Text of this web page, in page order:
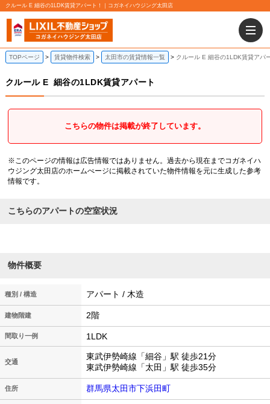
クルール E 細谷の1LDK賃貸アパート！｜コガネイハウジング太田店
TOPページ 賃貸物件検索 太田市の賃貸情報一覧 クルール E 細谷の1LDK賃貸アパ
クルール E 細谷の1LDK賃貸アパート
こちらの物件は掲載が終了しています。
※このページの情報は広告情報ではありません。過去から現在までコガネイハ
ウジング太田店のホームぺージに掲載されていた物件情報を元に生成した参考
情報です。
こちらのアパートの空室状況
物件概要
種別 / 構造 アパート / 木造
建物階建 2階
間取り一例 1LDK
交通
東武伊勢崎線「細谷」駅 徒歩21分
東武伊勢崎線「太田」駅 徒歩35分
住所 群馬県太田市下浜田町